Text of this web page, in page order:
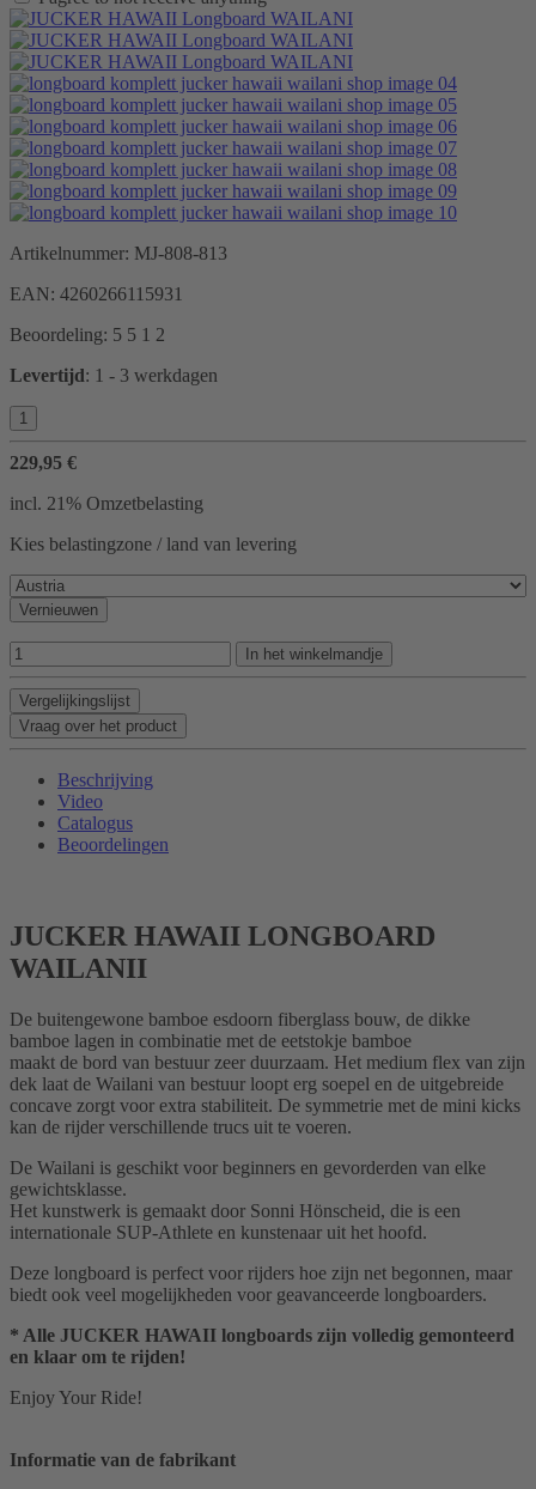
Artikelnummer: MJ-808-813
EAN: 4260266115931
Beoordeling: 5 5 1 2
Levertijd: 1 - 3 werkdagen
229,95 €
incl. 21% Omzetbelasting
Kies belastingzone / land van levering
Vernieuwen
In het winkelmandje
Vergelijkingslijst
Vraag over het product
Beschrijving
Video
Catalogus
Beoordelingen
JUCKER HAWAII LONGBOARD
WAILANII
De buitengewone bamboe esdoorn fiberglass bouw, de dikke
bamboe lagen in combinatie met de eetstokje bamboe
maakt de bord van bestuur zeer duurzaam. Het medium flex van zijn
dek laat de Wailani van bestuur loopt erg soepel en de uitgebreide
concave zorgt voor extra stabiliteit. De symmetrie met de mini kicks
kan de rijder verschillende trucs uit te voeren.
De Wailani is geschikt voor beginners en gevorderden van elke
gewichtsklasse.
Het kunstwerk is gemaakt door Sonni Hönscheid, die is een
internationale SUP-Athlete en kunstenaar uit het hoofd.
Deze longboard is perfect voor rijders hoe zijn net begonnen, maar
biedt ook veel mogelijkheden voor geavanceerde longboarders.
* Alle JUCKER HAWAII longboards zijn volledig gemonteerd
en klaar om te rijden!
Enjoy Your Ride!
Informatie van de fabrikant